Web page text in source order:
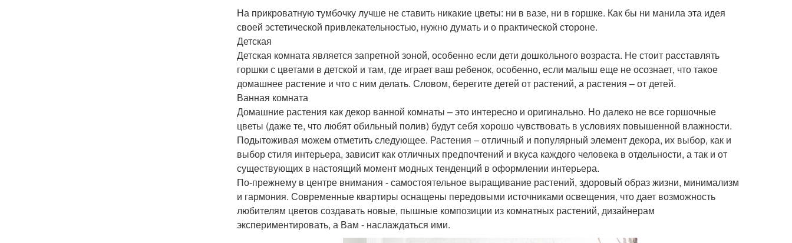
На прикроватную тумбочку лучше не ставить никакие цветы: ни в вазе, ни в горшке. Как бы ни манила эта идея
своей эстетической привлекательностью, нужно думать и о практической стороне.
Детская
Детская комната является запретной зоной, особенно если дети дошкольного возраста. Не стоит расставлять
горшки с цветами в детской и там, где играет ваш ребенок, особенно, если малыш еще не осознает, что такое
домашнее растение и что с ним делать. Словом, берегите детей от растений, а растения – от детей.
Ванная комната
Домашние растения как декор ванной комнаты – это интересно и оригинально. Но далеко не все горшочные
цветы (даже те, что любят обильный полив) будут себя хорошо чувствовать в условиях повышенной влажности.
Подытоживая можем отметить следующее. Растения – отличный и популярный элемент декора, их выбор, как и
выбор стиля интерьера, зависит как отличных предпочтений и вкуса каждого человека в отдельности, а так и от
существующих в настоящий момент модных тенденций в оформлении интерьера.
По-прежнему в центре внимания - самостоятельное выращивание растений, здоровый образ жизни, минимализм
и гармония. Современные квартиры оснащены передовыми источниками освещения, что дает возможность
любителям цветов создавать новые, пышные композиции из комнатных растений, дизайнерам
экспериментировать, а Вам - наслаждаться ими.